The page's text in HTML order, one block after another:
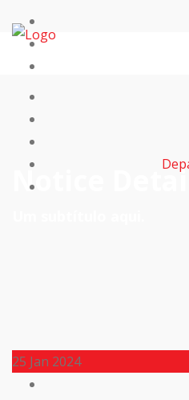
Notice
25 Jan 2024